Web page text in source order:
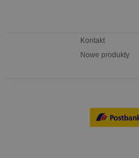
Kontakt
Nowe produkty